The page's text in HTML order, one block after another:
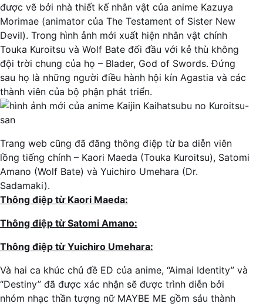
được vẽ bởi nhà thiết kế nhân vật của anime Kazuya
Morimae (animator của The Testament of Sister New
Devil). Trong hình ảnh mới xuất hiện nhân vật chính
Touka Kuroitsu và Wolf Bate đối đầu với kẻ thù không
đội trời chung của họ – Blader, God of Swords. Đứng
sau họ là những người điều hành hội kín Agastia và các
thành viên của bộ phận phát triển.
Trang web cũng đã đăng thông điệp từ ba diễn viên
lồng tiếng chính – Kaori Maeda (Touka Kuroitsu), Satomi
Amano (Wolf Bate) và Yuichiro Umehara (Dr.
Sadamaki).
Thông điệp từ Kaori Maeda:
Thông điệp từ Satomi Amano:
Thông điệp từ Yuichiro Umehara:
Và hai ca khúc chủ đề ED của anime, “Aimai Identity” và
“Destiny” đã được xác nhận sẽ được trình diễn bởi
nhóm nhạc thần tượng nữ MAYBE ME gồm sáu thành